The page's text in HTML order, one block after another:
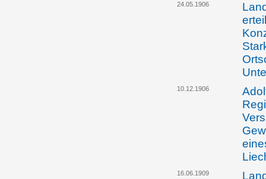
24.05.1906
10.12.1906
16.06.1909